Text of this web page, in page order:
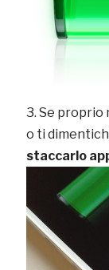
Se proprio
o ti
staccarlo